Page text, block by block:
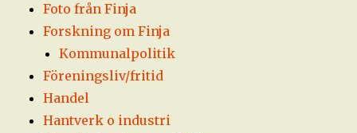
Foto från Finja
Forskning om Finja
Kommunalpolitik
Föreningsliv/fritid
Handel
Hantverk o industri